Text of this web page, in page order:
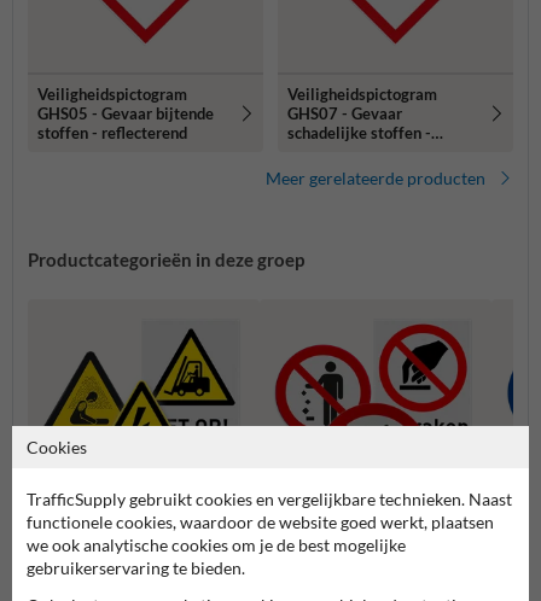
Veiligheidspictogram
GHS05 - Gevaar bijtende
stoffen - reflecterend
Veiligheidspictogram
GHS07 - Gevaar
schadelijke stoffen -
Meer gerelateerde producten
Productcategorieën in deze groep
Waarschuwingspictogramme
n
Cookies
TrafficSupply gebruikt cookies en vergelijkbare technieken. Naast
functionele cookies, waardoor de website goed werkt, plaatsen
we ook analytische cookies om je de best mogelijke
gebruikerservaring te bieden.